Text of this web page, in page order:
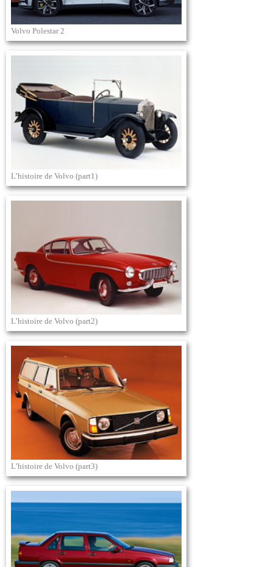
Volvo Polestar 2
L’histoire de Volvo (part1)
L’histoire de Volvo (part2)
L’histoire de Volvo (part3)